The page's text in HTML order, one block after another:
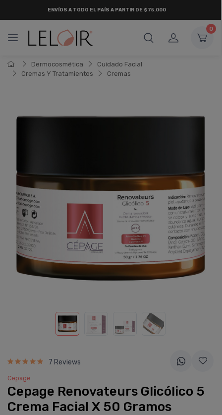
0
Dermocosmética
Cuidado Facial
Cremas Y Tratamientos
Cremas
7 Reviews
Cepage
Cepage Renovateurs Glicólico 5
Crema Facial X 50 Gramos